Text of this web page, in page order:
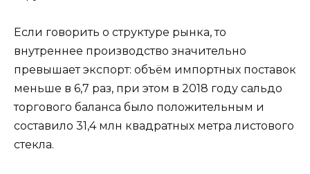
Если говорить о структуре рынка, то
внутреннее производство значительно
превышает экспорт: объём импортных поставок
меньше в 6,7 раз, при этом в 2018 году сальдо
торгового баланса было положительным и
составило 31,4 млн квадратных метра листового
стекла.